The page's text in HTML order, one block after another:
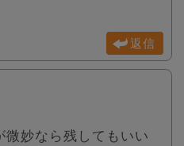
返信
妙なら残してもいい